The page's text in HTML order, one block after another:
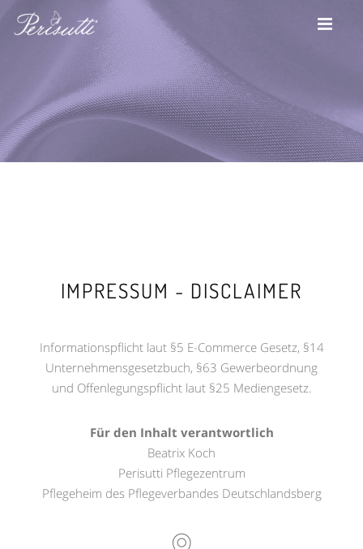
IMPRESSUM - DISCLAIMER
Informationspflicht laut §5 E-Commerce Gesetz, §14
Unternehmensgesetzbuch, §63 Gewerbeordnung
und Offenlegungspflicht laut §25 Mediengesetz.
Für den Inhalt verantwortlich
Beatrix Koch
Perisutti Pflegezentrum
Pflegeheim des Pflegeverbandes Deutschlandsberg